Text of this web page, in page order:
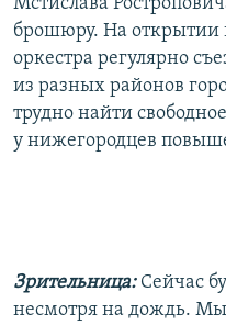
брошюру. На открытии
оркестра регулярно
из разных районов
трудно найти
у нижегородцев
Зрительница: Сейчас
несмотря на дождь. Мы